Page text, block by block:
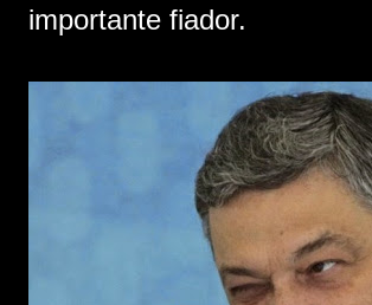
importante fiador.